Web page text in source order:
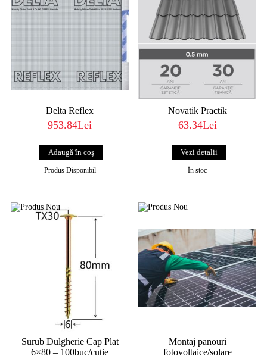
Delta Reflex
953.84Lei
Produs Disponibil
Novatik Practik
63.34Lei
Vezi detalii
În stoc
Surub Dulgherie Cap Plat
6×80 – 100buc/cutie
Montaj panouri
fotovoltaice/solare